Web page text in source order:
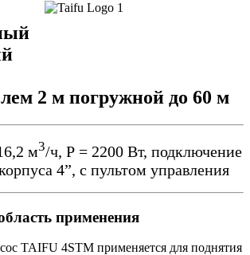
2 м погружной до 60 м
м3/ч, Р = 2200 Вт, подключение
4”, с пультом управления​
применения
TAIFU 4STM применяется для поднятия